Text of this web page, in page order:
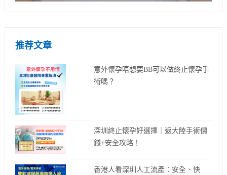
推荐文章
意外懷孕唔想要BB可以做終止懷孕手
術嗎？
深圳終止懷孕好選擇｜返大陸手術價
錢+安全攻略！
香港人看深圳人工流產：安全、快